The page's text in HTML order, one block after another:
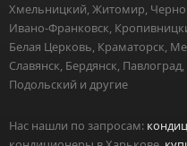
Хмельницкий, Житомир,
Ивано-Франковск,
Белая Церковь, Краматорск,
Славянск, Бердянск,
Подольский и другие
Нас нашли по запросам: